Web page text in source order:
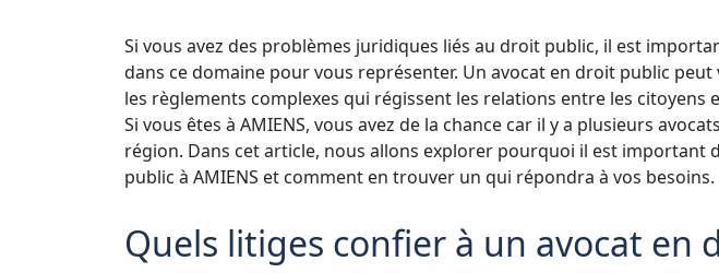
Si vous avez des problèmes juridiques liés au droit public, il est
dans ce domaine pour vous représenter. Un avocat en droit public
les règlements complexes qui régissent les relations entre les citoyens
Si vous êtes à AMIENS, vous avez de la chance car il y a plusieurs
région. Dans cet article, nous allons explorer pourquoi il est important
public à AMIENS et comment en trouver un qui répondra à vos besoins.
Quels litiges confier à un avocat en